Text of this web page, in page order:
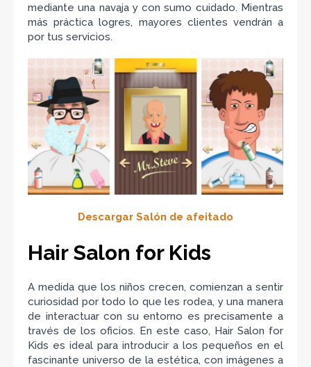
mediante una navaja y con sumo cuidado. Mientras
más práctica logres, mayores clientes vendrán a
por tus servicios.
Descargar Salón de afeitado
Hair Salon for Kids
A medida que los niños crecen, comienzan a sentir
curiosidad por todo lo que les rodea, y una manera
de interactuar con su entorno es precisamente a
través de los oficios. En este caso, Hair Salon for
Kids es ideal para introducir a los pequeños en el
fascinante universo de la estética, con imágenes a